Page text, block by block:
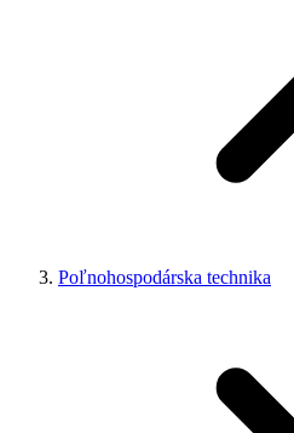
Poľnohospodárska technika